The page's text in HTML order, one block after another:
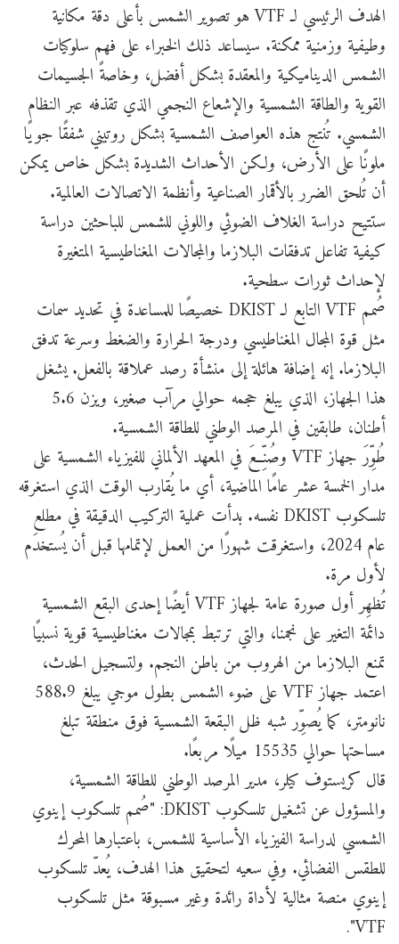
الهدف الرئيسي لـ VTF هو تصوير الشمس بأعلى دقة مكانية
وطيفية وزمنية ممكنة. سيساعد ذلك الخبراء على فهم سلوكيات
الشمس الديناميكية والمعقدة بشكل أفضل، وخاصةً الجسيمات
القوية والطاقة الشمسية والإشعاع النجمي الذي تقذفه عبر النظام
الشمسي. تُنتج هذه العواصف الشمسية بشكل روتيني شفقًا جويًا
ملونًا على الأرض، ولكن الأحداث الشديدة بشكل خاص يمكن
أن تُلحق الضرر بالأقمار الصناعية وأنظمة الاتصالات العالمية.
ستتيح دراسة الغلاف الضوئي واللوني للشمس للباحثين دراسة
كيفية تفاعل تدفقات البلازما والمجالات المغناطيسية المتغيرة
لإحداث ثورات سطحية.
صُمم VTF التابع لـ DKIST خصيصًا للمساعدة في تحديد سمات
مثل قوة المجال المغناطيسي ودرجة الحرارة والضغط وسرعة تدفق
البلازما. إنه إضافة هائلة إلى منشأة رصد عملاقة بالفعل. يشغل
هذا الجهاز، الذي يبلغ حجمه حوالي مرآب صغير، ويزن 5.6
أطنان، طابقين في المرصد الوطني للطاقة الشمسية.
طُوِّرَ جهاز VTF وصُنِّعَ في المعهد الألماني للفيزياء الشمسية على
مدار الخمسة عشر عامًا الماضية، أي ما يُقارب الوقت الذي استغرقه
تلسكوب DKIST نفسه. بدأت عملية التركيب الدقيقة في مطلع
عام 2024، واستغرقت شهورًا من العمل لإتمامها قبل أن يُستخدَم
لأول مرة.
تُظهِر أول صورة عامة لجهاز VTF أيضًا إحدى البقع الشمسية
دائمة التغير على نجمنا، والتي ترتبط بمجالات مغناطيسية قوية نسبيًا
تمنع البلازما من الهروب من باطن النجم. ولتسجيل الحدث،
اعتمد جهاز VTF على ضوء الشمس بطول موجي يبلغ 588.9
نانومتر، كما يُصوِّر شبه ظل البقعة الشمسية فوق منطقة تبلغ
مساحتها حوالي 15535 ميلًا مربعًا.
قال كريستوف كيلر، مدير المرصد الوطني للطاقة الشمسية،
والمسؤول عن تشغيل تلسكوب DKIST: "صُمم تلسكوب إينوي
الشمسي لدراسة الفيزياء الأساسية للشمس، باعتبارها المحرك
للطقس الفضائي. وفي سعيه لتحقيق هذا الهدف، يُعدّ تلسكوب
إينوي منصة مثالية لأداة رائدة وغير مسبوقة مثل تلسكوب
VTF".